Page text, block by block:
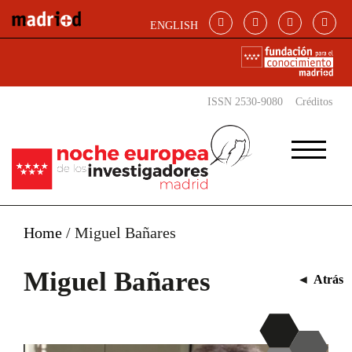
ENGLISH
ISSN 2530-9080 Créditos
Home / Miguel Bañares
Miguel Bañares ◄ Atrás